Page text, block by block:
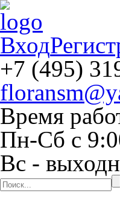
Вход
+7 (495)
Время
Пн-Сб с
Вс -